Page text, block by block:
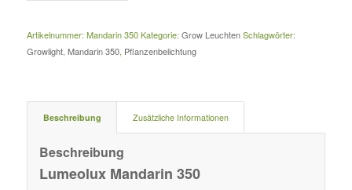
Artikelnummer: Mandarin 350 Kategorie: Grow Leuchten Schlagwörter:
Growlight, Mandarin 350, Pflanzenbelichtung
Beschreibung Zusätzliche Informationen
Beschreibung
Lumeolux Mandarin 350